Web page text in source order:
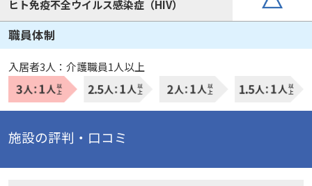
ヒト免疫不全ウイルス感染症（HIV）
職員体制
入居者3人：介護職員1人以上
施設の評判・口コミ